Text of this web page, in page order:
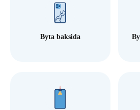
Byta baksida